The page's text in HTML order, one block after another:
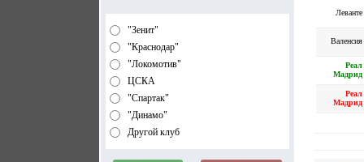
"Зенит"
"Краснодар"
"Локомотив"
ЦСКА
"Спартак"
"Динамо"
Другой клуб
Леванте
Валенсия
Реал
Мадрид
Реал
Мадрид